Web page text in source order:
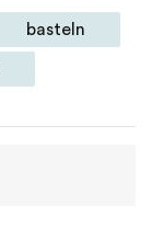
basteln